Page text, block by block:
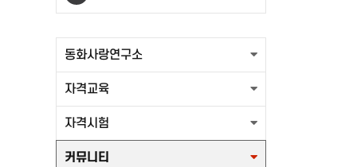
동화사랑연구소
자격교육
자격시험
커뮤니티